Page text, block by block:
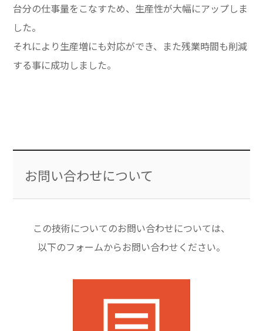
台分の仕事量をこなすため、生産性が大幅にアップしま
した。
それにより生産増にも対応ができ、また残業時間も削減
する事に成功しました。
お問い合わせについて
この技術についてのお問い合わせについては、
以下のフォームからお問い合わせください。